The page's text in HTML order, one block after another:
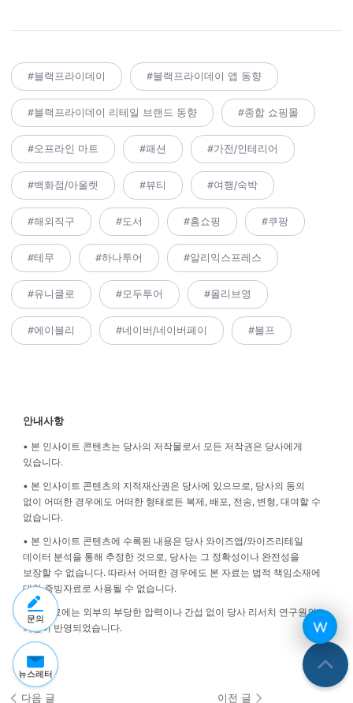
문의
뉴스레터
#블랙프라이데이 #블랙프라이데이 앱 동향
#블랙프라이데이 리테일 브랜드 동향 #종합 쇼핑몰
#오프라인 마트 #패션 #가전/인테리어
#백화점/아울렛 #뷰티 #여행/숙박
#해외직구 #도서 #홈쇼핑 #쿠팡
#테무 #하나투어 #알리익스프레스
#유니클로 #모두투어 #올리브영
#에이블리 #네이버/네이버페이 #블프
안내사항
• 본 인사이트 콘텐츠는 당사의 저작물로서 모든 저작권은 당사에게
있습니다.
• 본 인사이트 콘텐츠의 지적재산권은 당사에 있으므로, 당사의 동의
없이 어떠한 경우에도 어떠한 형태로든 복제, 배포, 전송, 변형, 대여할 수
없습니다.
• 본 인사이트 콘텐츠에 수록된 내용은 당사 와이즈앱/와이즈리테일
데이터 분석을 통해 추정한 것으로, 당사는 그 정확성이나 완전성을
보장할 수 없습니다. 따라서 어떠한 경우에도 본 자료는 법적 책임소재에
대한 증빙자료로 사용될 수 없습니다.
• 본 자료에는 외부의 부당한 압력이나 간섭 없이 당사 리서치 연구원의
의견이 반영되었습니다.
다음 글 이전 글